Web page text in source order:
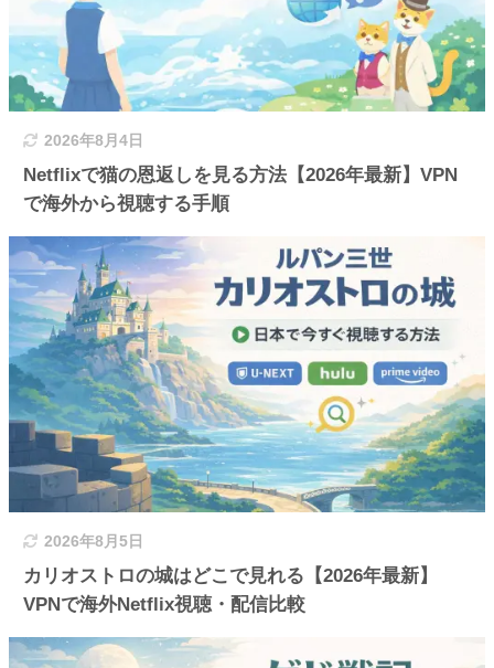
2026年8月4日
Netflixで猫の恩返しを見る方法【2026年最新】VPN
で海外から視聴する手順
2026年8月5日
カリオストロの城はどこで見れる【2026年最新】
VPNで海外Netflix視聴・配信比較